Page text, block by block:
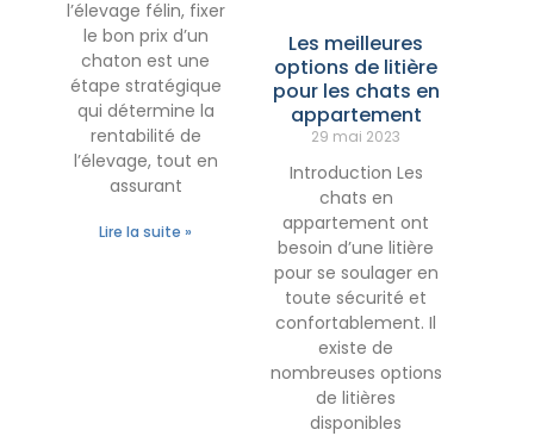
l’élevage félin, fixer
le bon prix d’un
chaton est une
étape stratégique
qui détermine la
rentabilité de
l’élevage, tout en
assurant
Lire la suite »
Les meilleures
options de litière
pour les chats en
appartement
29 mai 2023
Introduction Les
chats en
appartement ont
besoin d’une litière
pour se soulager en
toute sécurité et
confortablement. Il
existe de
nombreuses options
de litières
disponibles